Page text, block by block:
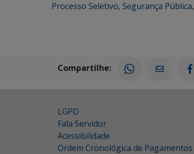
Processo Seletivo, Segurança Pública,
Compartilhe:
LGPD
Fala Servidor
Acessibilidade
Ordem Cronológica de Pagamentos